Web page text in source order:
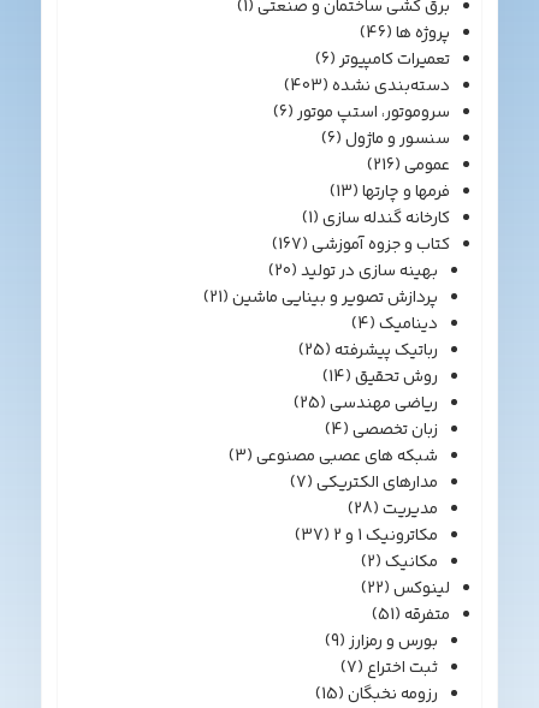
برق کشی ساختمان و صنعتی(1)
پروژه ها(46)
تعمیرات کامپیوتر(6)
دسته‌بندی نشده(403)
سروموتور، استپ موتور(6)
سنسور و ماژول(6)
عمومی(216)
فرمها و چارتها(13)
کارخانه گندله سازی(1)
کتاب و جزوه آموزشی(167)
بهینه سازی در تولید(20)
پردازش تصویر و بینایی ماشین(21)
دینامیک(4)
رباتیک پیشرفته(25)
روش تحقیق(14)
ریاضی مهندسی(25)
زبان تخصصی(4)
شبکه های عصبی مصنوعی(3)
مدارهای الکتریکی(7)
مدیریت(28)
مکاترونیک 1 و 2
(37)
مکانیک(2)
لینوکس(22)
متفرقه(51)
بورس و رمزارز(9)
ثبت اختراع(7)
رزومه نخبگان(15)